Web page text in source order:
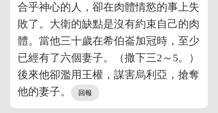
合乎神心的人，卻在肉體情慾的事上失
敗了。大衛的缺點是沒有約束自己的肉
體。當他三十歲在希伯崙加冠時，至少
已經有了六個妻子。（撒下三2～5。）
後來他卻濫用王權，謀害烏利亞，搶奪
他的妻子。